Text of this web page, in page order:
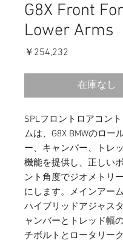
G8X Front
Lower Arms
￥254,232
在庫なし
SPLフロントロアコン
ムは、G8X BMWのロー
ー、キャンバー、トレ
機能を提供し、正しい
ント角度でジオメトリ
にします。メインアー
ハイブリッドアジャス
ャンバーとトレッド幅
チボルトとロータリー